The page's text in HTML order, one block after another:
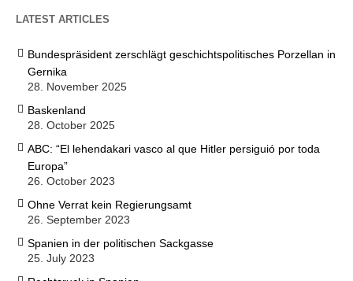
LATEST ARTICLES
Bundespräsident zerschlägt geschichtspolitisches Porzellan in
Gernika
28. November 2025
Baskenland
28. October 2025
ABC: “El lehendakari vasco al que Hitler persiguió por toda
Europa”
26. October 2023
Ohne Verrat kein Regierungsamt
26. September 2023
Spanien in der politischen Sackgasse
25. July 2023